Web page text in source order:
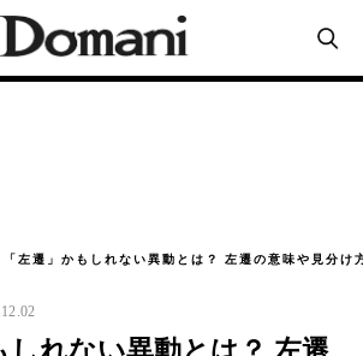
「左遷」かもしれない異動とは？ 左遷の意味や見分け
しれない異動とは？ 左遷